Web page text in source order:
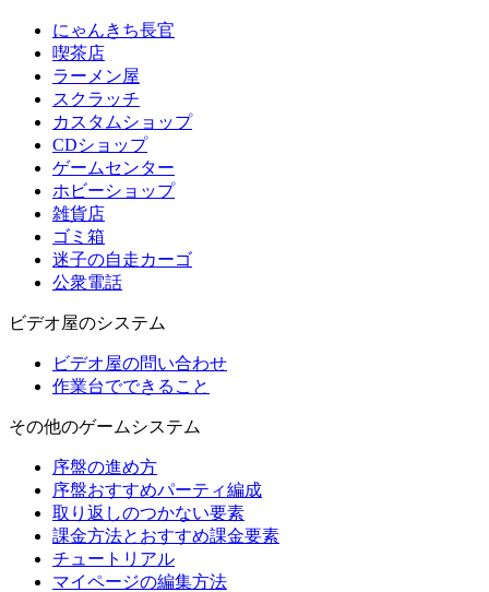
にゃんきち長官
喫茶店
ラーメン屋
スクラッチ
カスタムショップ
CDショップ
ゲームセンター
ホビーショップ
雑貨店
ゴミ箱
迷子の自走カーゴ
公衆電話
ビデオ屋のシステム
ビデオ屋の問い合わせ
作業台でできること
その他のゲームシステム
序盤の進め方
序盤おすすめパーティ編成
取り返しのつかない要素
課金方法とおすすめ課金要素
チュートリアル
マイページの編集方法